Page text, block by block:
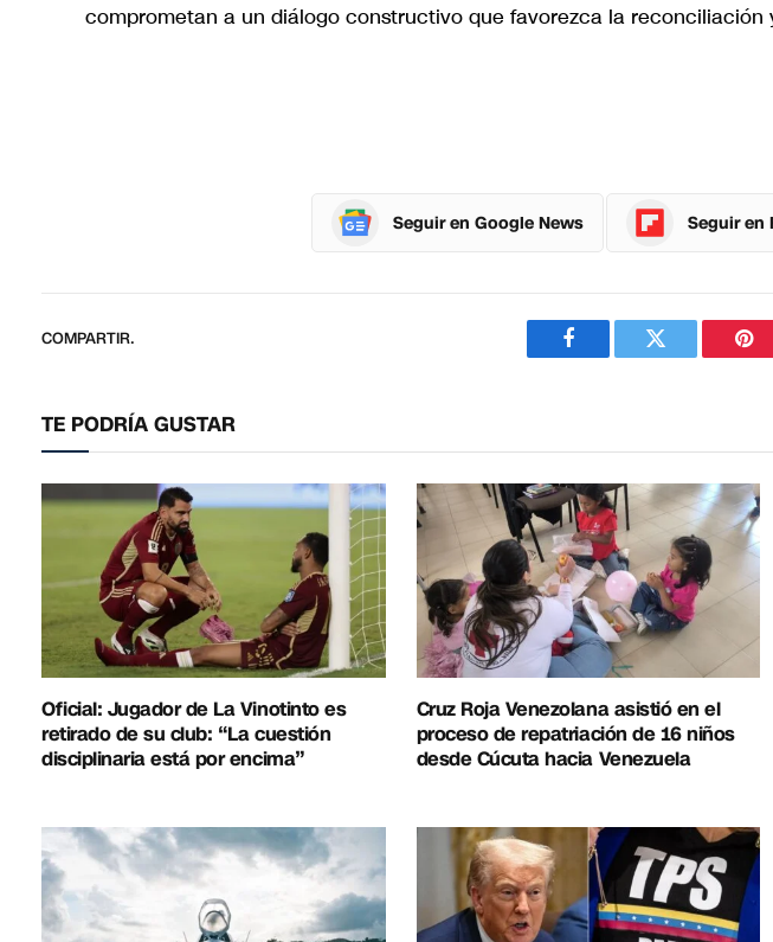
comprometan a un diálogo constructivo que favorezca la reconciliación
Seguir en Google News Seguir en
COMPARTIR.
FacebookTwitter
TE PODRÍA GUSTAR
Oficial: Jugador de La Vinotinto es
retirado de su club: “La cuestión
disciplinaria está por encima”
Cruz Roja Venezolana asistió en el
proceso de repatriación de 16 niños
desde Cúcuta hacia Venezuela